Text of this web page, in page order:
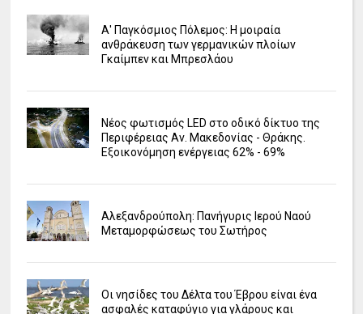
Α' Παγκόσμιος Πόλεμος: Η μοιραία
ανθράκευση των γερμανικών πλοίων
Γκαίμπεν και Μπρεσλάου
Νέος φωτισμός LED στο οδικό δίκτυο της
Περιφέρειας Αν. Μακεδονίας - Θράκης.
Εξοικονόμηση ενέργειας 62% - 69%
Αλεξανδρούπολη: Πανήγυρις Ιερού Ναού
Μεταμορφώσεως του Σωτήρος
Οι νησίδες του Δέλτα του Έβρου είναι ένα
ασφαλές καταφύγιο για γλάρους και